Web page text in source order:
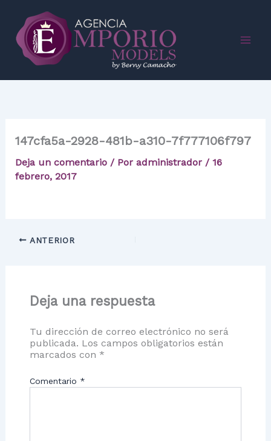
contenido
147cfa5a-2928-481b-a310-7f777106f797
Deja un comentario / Por administrador / 16
febrero, 2017
ANTERIOR
Deja una respuesta
Tu dirección de correo electrónico no será
publicada. Los campos obligatorios están
marcados con *
Comentario *